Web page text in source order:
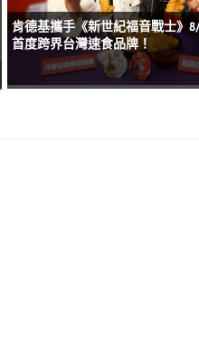
肯德基攜手《新世紀福音戰士》
首度跨界台灣速食品牌！